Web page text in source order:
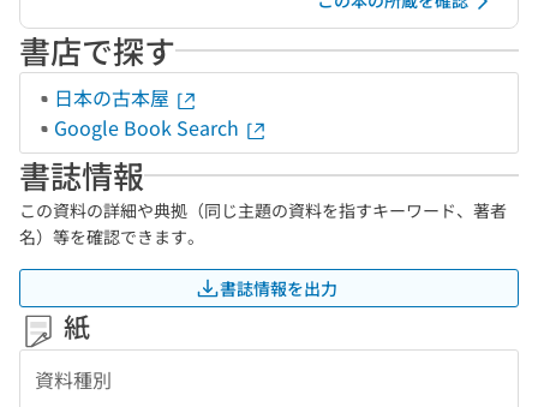
書店で探す
日本の古本屋
Google Book Search
書誌情報
この資料の詳細や典拠（同じ主題の資料を指すキーワード、著者
名）等を確認できます。
書誌情報を出力
紙
資料種別